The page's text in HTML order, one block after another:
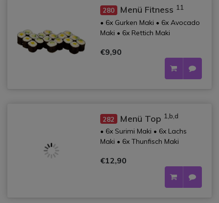
280 Menü Fitness 11
• 6x Gurken Maki • 6x Avocado
Maki • 6x Rettich Maki
€9,90
282 Menü Top 1,b,d
• 6x Surimi Maki • 6x Lachs
Maki • 6x Thunfisch Maki
€12,90